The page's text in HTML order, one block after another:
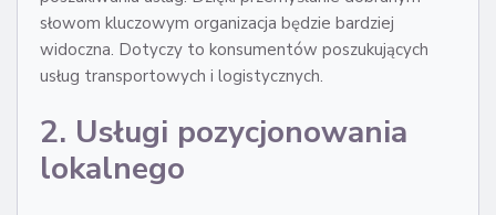
słowom kluczowym organizacja będzie bardziej
widoczna. Dotyczy to konsumentów poszukujących
usług transportowych i logistycznych.
2. Usługi pozycjonowania
lokalnego